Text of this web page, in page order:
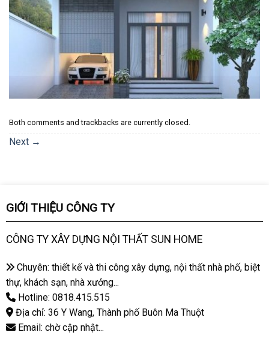
Both comments and trackbacks are currently closed.
Next →
GIỚI THIỆU CÔNG TY
CÔNG TY XÂY DỰNG NỘI THẤT SUN HOME
Chuyên: thiết kế và thi công xây dựng, nội thất nhà phố, biệt
thự, khách sạn, nhà xưởng...
Hotline: 0818.415.515
Địa chỉ: 36 Y Wang, Thành phố Buôn Ma Thuột
Email: chờ cập nhật...